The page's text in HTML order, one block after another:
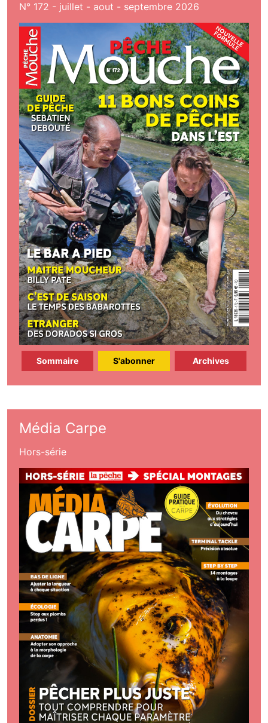
N° 172 - juillet - aout - septembre 2026
Sommaire S'abonner Archives
Média Carpe
Hors-série